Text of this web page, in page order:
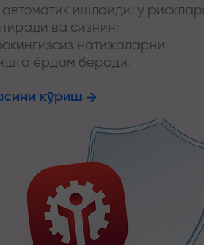
автоматик ишлайди: у
ва сизнинг
натижаларни
ёрдам беради.
кўриш